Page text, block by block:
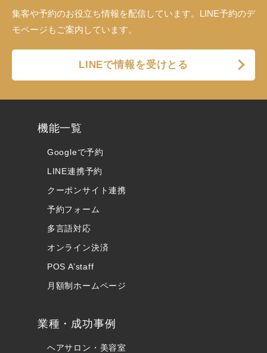
集客や予約のお役立ち情報を配信しています。LINE予約のデ
モページもご案内しています。
LINEで情報を受けとる
機能一覧
Googleで予約
LINE連携予約
クーポンサイト連携
予約フォーム
多言語対応
オンライン決済
POS A’staff
月額制ホームページ
業種・成功事例
ヘアサロン・美容室